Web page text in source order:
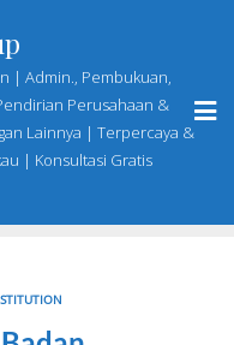
| Admin., Pembukuan,
Perusahaan &
Lainnya | Terpercaya &
| Konsultasi Gratis